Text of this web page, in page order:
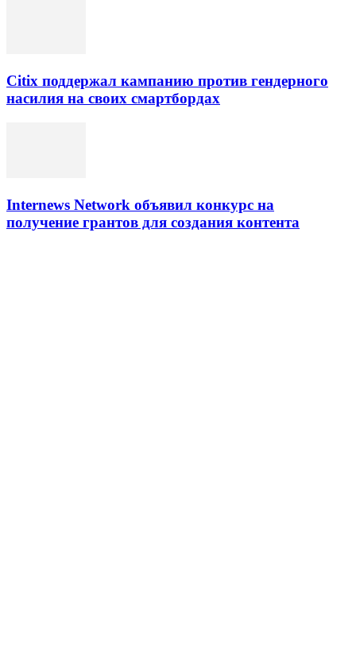
Citix поддержал кампанию против гендерного
насилия на своих смартбордах
Internews Network объявил конкурс на
получение грантов для создания контента